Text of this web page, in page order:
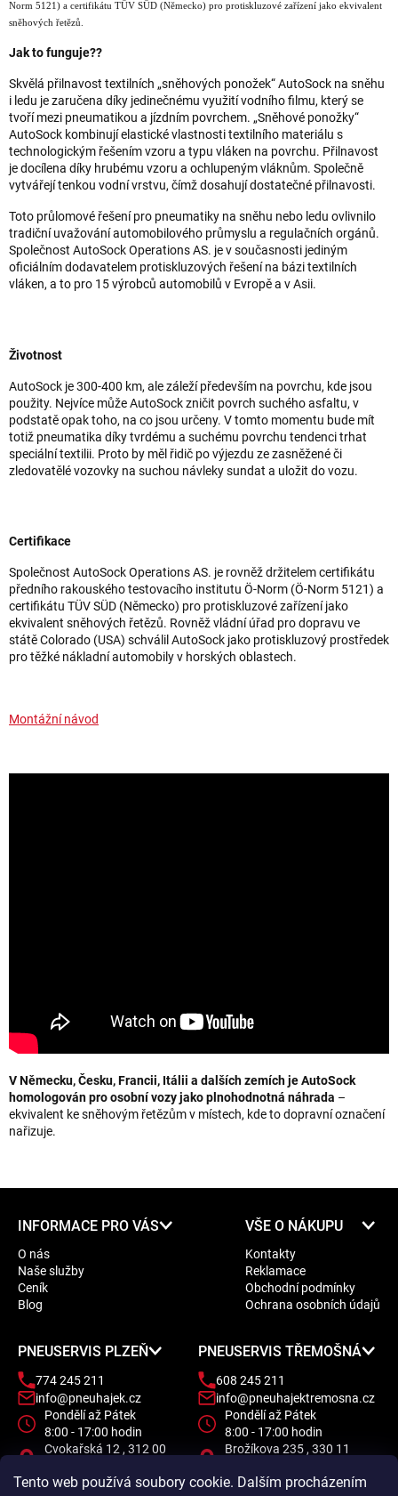
Tento web používá soubory cookie. Dalším procházením
Norm 5121) a certifikátu TÜV SÜD (Německo) pro protiskluzové zařízení jako ekvivalent
sněhových řetězů.
Jak to funguje??
Skvělá přilnavost textilních „sněhových ponožek“ AutoSock na sněhu
i ledu je zaručena díky jedinečnému využití vodního filmu, který se
tvoří mezi pneumatikou a jízdním povrchem. „Sněhové ponožky“
AutoSock kombinují elastické vlastnosti textilního materiálu s
technologickým řešením vzoru a typu vláken na povrchu. Přilnavost
je docílena díky hrubému vzoru a ochlupeným vláknům. Společně
vytvářejí tenkou vodní vrstvu, čímž dosahují dostatečné přilnavosti.
Toto průlomové řešení pro pneumatiky na sněhu nebo ledu ovlivnilo
tradiční uvažování automobilového průmyslu a regulačních orgánů.
Společnost AutoSock Operations AS. je v současnosti jediným
oficiálním dodavatelem protiskluzových řešení na bázi textilních
vláken, a to pro 15 výrobců automobilů v Evropě a v Asii.
Životnost
AutoSock je 300-400 km, ale záleží především na povrchu, kde jsou
použity. Nejvíce může AutoSock zničit povrch suchého asfaltu, v
podstatě opak toho, na co jsou určeny. V tomto momentu bude mít
totiž pneumatika díky tvrdému a suchému povrchu tendenci trhat
speciální textilii. Proto by měl řidič po výjezdu ze zasněžené či
zledovatělé vozovky na suchou návleky sundat a uložit do vozu.
Certifikace
Společnost AutoSock Operations AS. je rovněž držitelem certifikátu
předního rakouského testovacího institutu Ö-Norm (Ö-Norm 5121) a
certifikátu TÜV SÜD (Německo) pro protiskluzové zařízení jako
ekvivalent sněhových řetězů. Rovněž vládní úřad pro dopravu ve
státě Colorado (USA) schválil AutoSock jako protiskluzový prostředek
pro těžké nákladní automobily v horských oblastech.
Montážní návod
V Německu, Česku, Francii, Itálii a dalších zemích je AutoSock
homologován pro osobní vozy jako plnohodnotná náhrada –
ekvivalent ke sněhovým řetězům v místech, kde to dopravní označení
nařizuje.
INFORMACE PRO VÁS
O nás
Naše služby
Ceník
Blog
VŠE O NÁKUPU
Kontakty
Reklamace
Obchodní podmínky
Ochrana osobních údajů
PNEUSERVIS PLZEŇ
774 245 211
info@pneuhajek.cz
Pondělí až Pátek
8:00 - 17:00 hodin
Cvokařská 12 , 312 00
PNEUSERVIS TŘEMOŠNÁ
608 245 211
info@pneuhajektremosna.cz
Pondělí až Pátek
8:00 - 17:00 hodin
Brožíkova 235 , 330 11